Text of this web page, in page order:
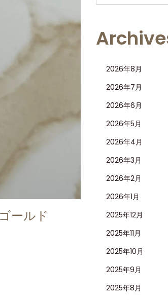
ールド
2026年8月
2026年7月
2026年6月
2026年5月
2026年4月
2026年3月
2026年2月
2026年1月
2025年12月
2025年11月
2025年10月
2025年9月
2025年8月